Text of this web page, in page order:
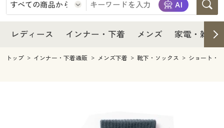
レディースファッション
インナー・下着
インナー・下着通販すべて
メンズ
レディース インナー・下着 メンズ 家電・雑貨
レディースファッション
インナー・下着通販すべて
メンズ
トップ インナー・下着通販 メンズ下着 靴下・ソックス ショート・